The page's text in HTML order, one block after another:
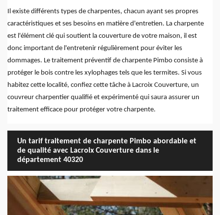
Il existe différents types de charpentes, chacun ayant ses propres
caractéristiques et ses besoins en matière d'entretien. La charpente
est l'élément clé qui soutient la couverture de votre maison, il est
donc important de l'entretenir régulièrement pour éviter les
dommages. Le traitement préventif de charpente Pimbo consiste à
protéger le bois contre les xylophages tels que les termites. Si vous
habitez cette localité, confiez cette tâche à Lacroix Couverture, un
couvreur charpentier qualifié et expérimenté qui saura assurer un
traitement efficace pour protéger votre charpente.
Un tarif traitement de charpente Pimbo abordable et
de qualité avec Lacroix Couverture dans le
département 40320